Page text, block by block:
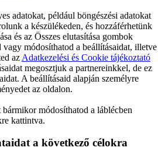
adatokat, például böngészési adatokat
a készülékeden, és hozzáférhetünk
és az Összes elutasítása gombok
módosíthatod a beállításaidat, illetve
az Adatkezelési és Cookie tájékoztató
megosztjuk a partnereinkkel, de ez
A beállításaid alapján személyre
az oldalon.
módosíthatod a láblécben
kattintva.
a következő célokra